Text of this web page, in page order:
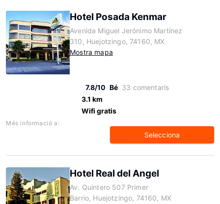
Hotel Posada Kenmar
Avenida Miguel Jerónimo Martínez
310, Huejotzingo, 74160, MX
Mostra mapa
7.8/10 Bé 33 comentaris
3.1 km
Wifi gratis
Més informació a:
Selecciona
Hotel Real del Angel
Av. Quintero 507 Primer
Barrio, Huejotzingo, 74160, MX